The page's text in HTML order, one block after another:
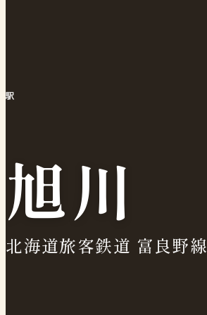
駅
旭川
北海道旅客鉄道 富良野線